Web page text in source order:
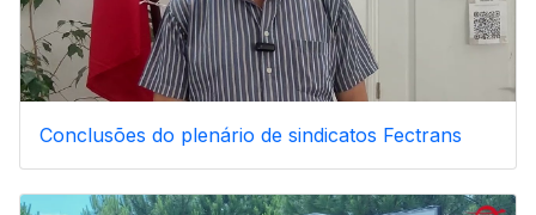
Conclusões do plenário de sindicatos Fectrans